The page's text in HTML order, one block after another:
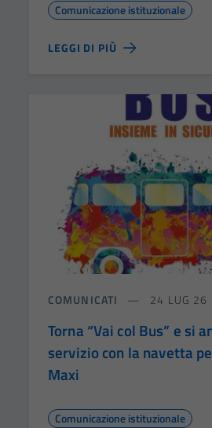
Comunicazione istituzionale
LEGGI DI PIÙ
COMUNICATI 24 LUG 26
Torna “Vai col Bus” e si
servizio con la navetta
Maxi
Comunicazione istituzionale